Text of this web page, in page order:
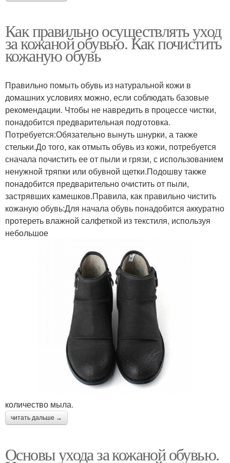
Как правильно осуществлять уход
за кожаной обувью. Как почистить
кожаную обувь
Правильно помыть обувь из натуральной кожи в
домашних условиях можно, если соблюдать базовые
рекомендации. Чтобы не навредить в процессе чистки,
понадобится предварительная подготовка.
Потребуется:Обязательно вынуть шнурки, а также
стельки.До того, как отмыть обувь из кожи, потребуется
сначала почистить ее от пыли и грязи, с использованием
ненужной тряпки или обувной щетки.Подошву также
понадобится предварительно очистить от пыли,
застрявших камешков.Правила, как правильно чистить
кожаную обувь:Для начала обувь понадобится аккуратно
протереть влажной салфеткой из текстиля, используя
небольшое
количество мыла.
читать дальше →
Основы ухода за кожаной обувью.